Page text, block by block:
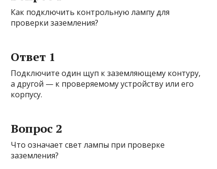
Как подключить контрольную лампу для
проверки заземления?
Ответ 1
Подключите один щуп к заземляющему контуру,
а другой — к проверяемому устройству или его
корпусу.
Вопрос 2
Что означает свет лампы при проверке
заземления?